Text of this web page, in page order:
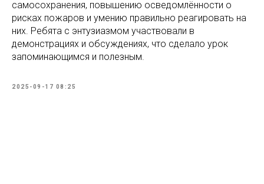
самосохранения, повышению осведомлённости о
рисках пожаров и умению правильно реагировать на
них. Ребята с энтузиазмом участвовали в
демонстрациях и обсуждениях, что сделало урок
запоминающимся и полезным.
2025-09-17 08:25